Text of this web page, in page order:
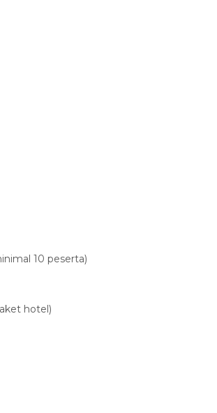
10 peserta)
hotel)